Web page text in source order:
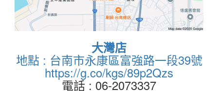
大灣店
地點 : 台南市永康區富強路一段39號
https://g.co/kgs/89p2Qzs
電話 : 06-2073337